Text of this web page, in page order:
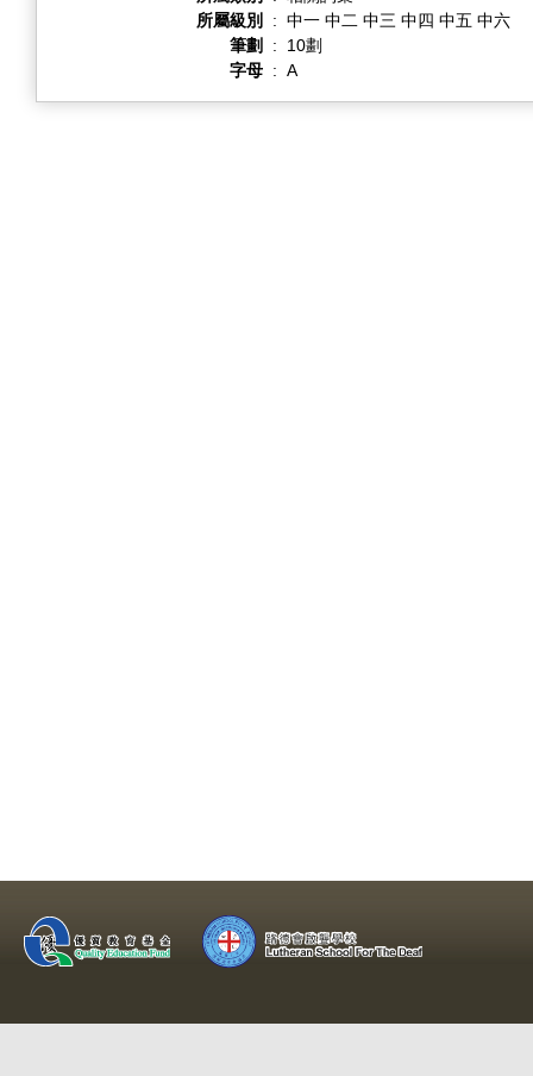
所屬級別
: 中一 中二 中三 中四 中五 中六
筆劃
:
10劃
字母 : A